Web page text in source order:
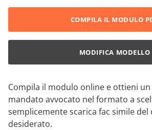
Compila il modulo online e ottieni un
mandato avvocato nel formato a
semplicemente scarica fac simile
desiderato.
COMPILA IL MODULO
MODIFICA MODELLO